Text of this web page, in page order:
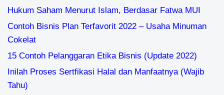
Hukum Saham Menurut Islam, Berdasar Fatwa MUI
Contoh Bisnis Plan Terfavorit 2022 – Usaha Minuman
Cokelat
15 Contoh Pelanggaran Etika Bisnis (Update 2022)
Inilah Proses Sertfikasi Halal dan Manfaatnya (Wajib
Tahu)